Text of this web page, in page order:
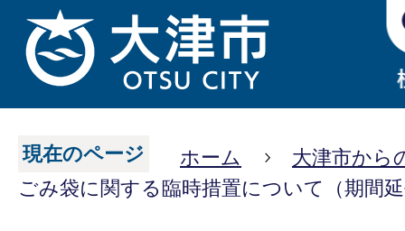
現在のページ ホーム
大津市から
ごみ袋に関する臨時措置について（期間